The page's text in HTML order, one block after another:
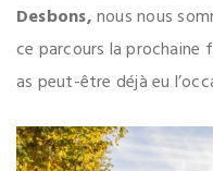
Desbons,nous nous
ce parcours la prochaine
as peut-être déjà eu